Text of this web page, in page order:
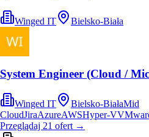
Winged IT Bielsko-Biała
System Engineer (Cloud /
Winged IT Bielsko-BiałaMid
CloudJiraAzureAWSHyper-V
Przeglądaj 21 ofert →